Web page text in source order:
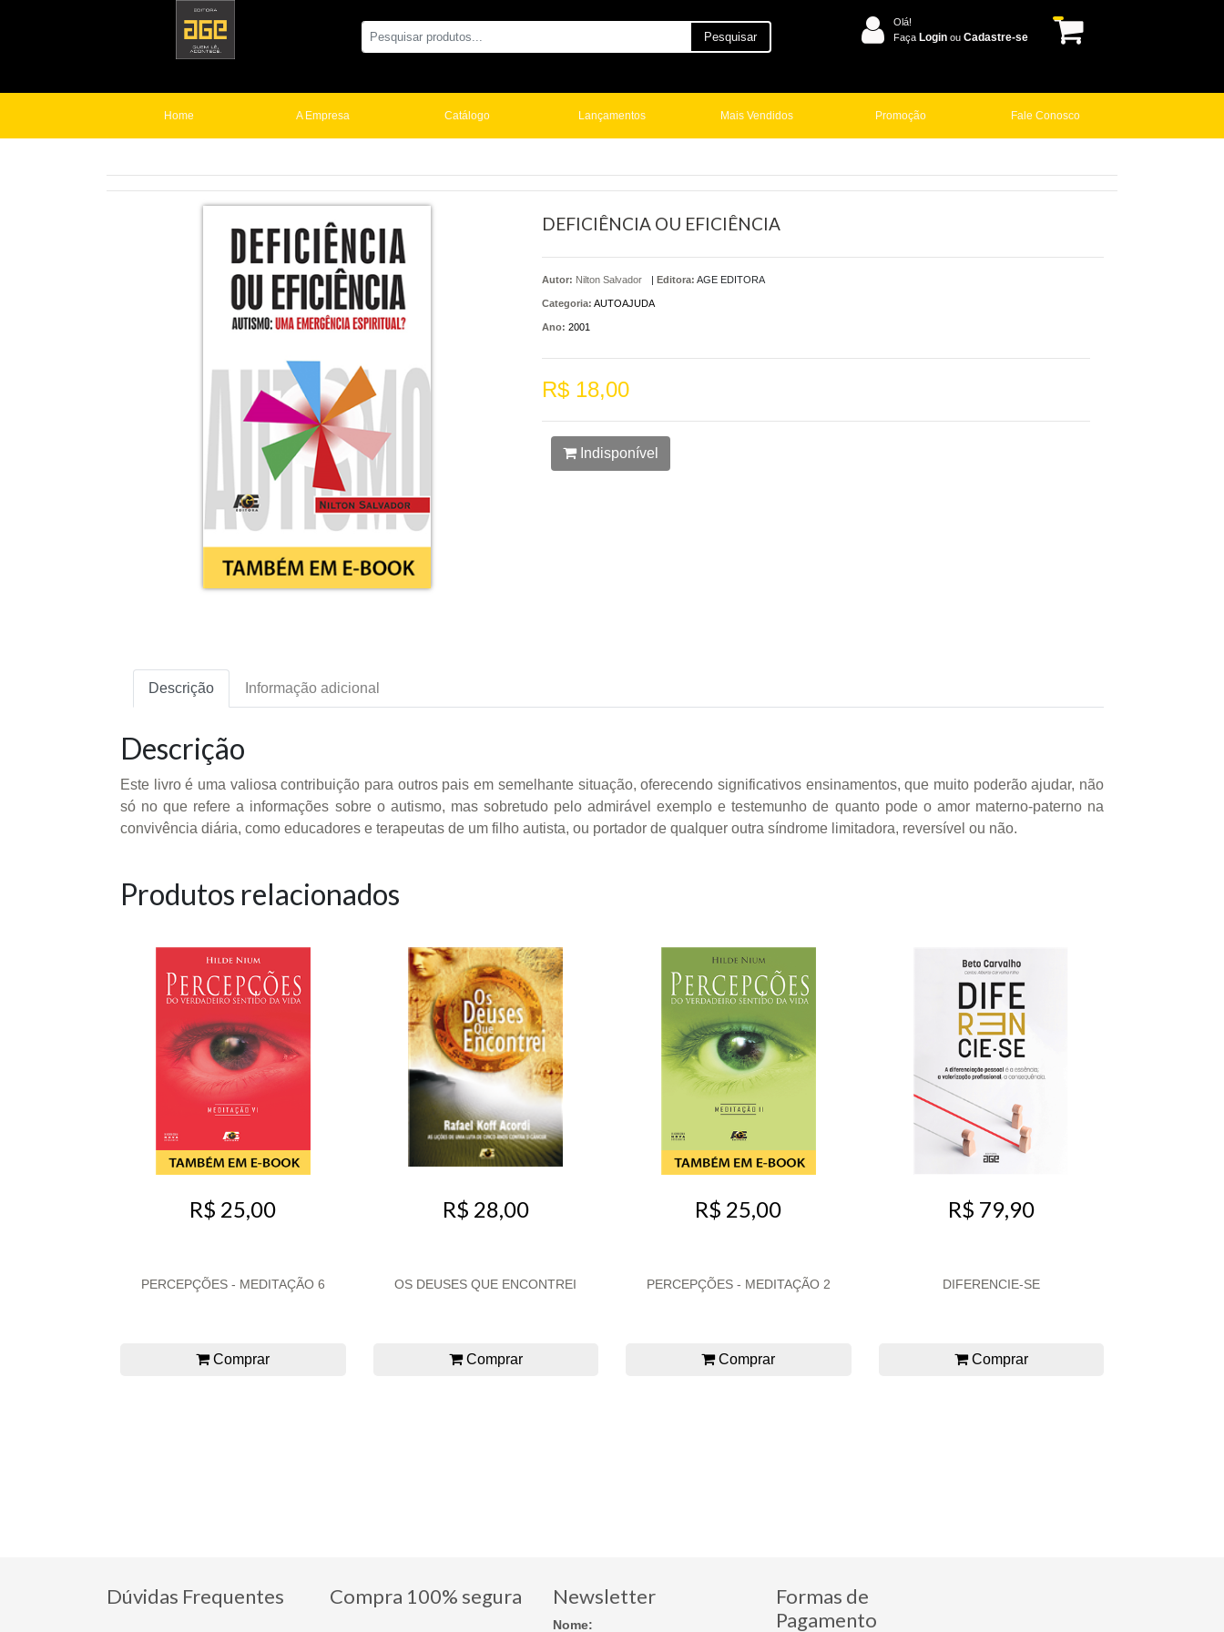
Pesquisar
Olá!
Faça Login ou Cadastre-se
Home A Empresa Catálogo Lançamentos Mais Vendidos Promoção Fale Conosco
DEFICIÊNCIA OU EFICIÊNCIA
Autor: Nilton Salvador | Editora: AGE EDITORA
Categoria: AUTOAJUDA
Ano: 2001
R$ 18,00
Indisponível
Descrição Informação adicional
Descrição
Este livro é uma valiosa contribuição para outros pais em semelhante situação, oferecendo significativos ensinamentos, que muito poderão ajudar, não
só no que refere a informações sobre o autismo, mas sobretudo pelo admirável exemplo e testemunho de quanto pode o amor materno-paterno na
convivência diária, como educadores e terapeutas de um filho autista, ou portador de qualquer outra síndrome limitadora, reversível ou não.
Produtos relacionados
R$ 25,00
PERCEPÇÕES - MEDITAÇÃO 6
Comprar
R$ 28,00
OS DEUSES QUE ENCONTREI
Comprar
R$ 25,00
PERCEPÇÕES - MEDITAÇÃO 2
Comprar
R$ 79,90
DIFERENCIE-SE
Comprar
Dúvidas Frequentes Compra 100% segura Newsletter
Nome:
Formas de
Pagamento